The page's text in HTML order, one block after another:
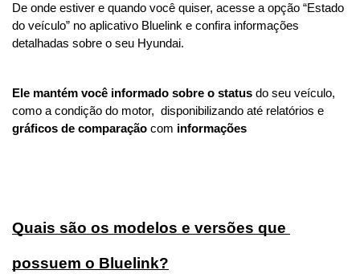
De onde estiver e quando você quiser, acesse a opção “Estado
do veículo” no aplicativo Bluelink e confira informações
detalhadas sobre o seu Hyundai.
Ele mantém você informado sobre o status do seu veículo,
gráficos de comparação com informações
Quais são os modelos e versões que
possuem o Bluelink?